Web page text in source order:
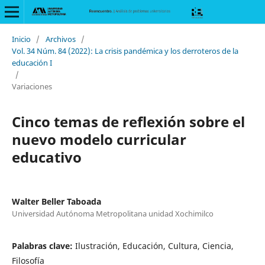
Inicio / Archivos /
Vol. 34 Núm. 84 (2022): La crisis pandémica y los derroteros de la
educación I
/
Variaciones
Cinco temas de reflexión sobre el
nuevo modelo curricular
educativo
Walter Beller Taboada
Universidad Autónoma Metropolitana unidad Xochimilco
Palabras clave: Ilustración, Educación, Cultura, Ciencia,
Filosofía